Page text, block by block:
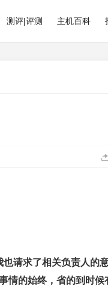
测评|评测 主机百科
请求了相关负责人的
情的始终，省的到时候